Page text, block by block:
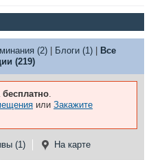
(2) Блоги (1)
Все
(219)
бесплатно.
или Закажите
(1) На карте